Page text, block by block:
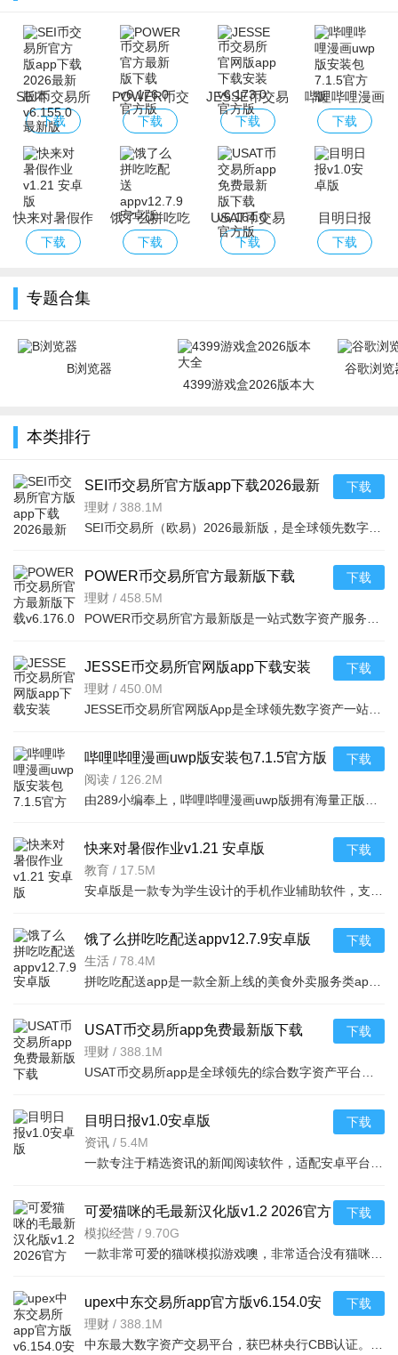
SEI币交易所
官方版app下
载2026最新版
本
下载
POWER币交
易所官方最新
版下载
下载
JESSE币交易
所官网版app
下载安装
下载
哔哩哔哩漫画
uwp版安装包
下载
快来对暑假作
业
下载
饿了么拼吃吃
配送app
下载
USAT币交易
所app免费最
下载
目明日报
下载
专题合集
B浏览器
4399游戏盒2026版本大
谷歌浏览
本类排行
SEI币交易所官方版app下载2026最新
版本v6.155.0最新版
理财 / 388.1M
下载
POWER币交易所官方最新版下载
v6.176.0官方版
理财 / 458.5M
下载
JESSE币交易所官网版app下载安装
v6.173.0官方版
理财 / 450.0M
下载
哔哩哔哩漫画uwp版安装包7.1.5官方版
阅读 / 126.2M
下载
快来对暑假作业v1.21 安卓版
教育 / 17.5M
下载
饿了么拼吃吃配送appv12.7.9安卓版
生活 / 78.4M
下载
USAT币交易所app免费最新版下载
v6.164.0官方版
理财 / 388.1M
下载
目明日报v1.0安卓版
资讯 / 5.4M
下载
可爱猫咪的毛最新汉化版v1.2 2026官方
中文版
模拟经营 / 9.70G
下载
upex中东交易所app官方版v6.154.0安
卓版
理财 / 388.1M
下载